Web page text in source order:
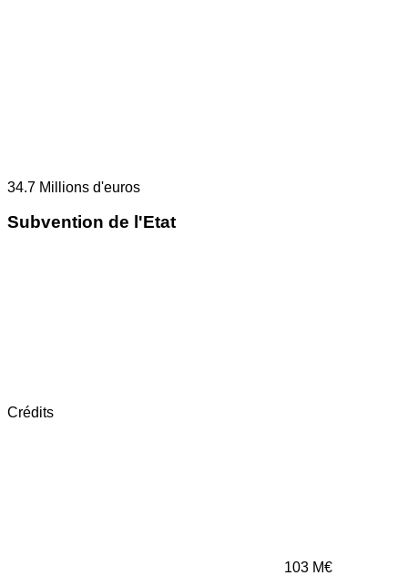
34.7 Millions d'euros
Subvention de l'Etat
Crédits
103 M€